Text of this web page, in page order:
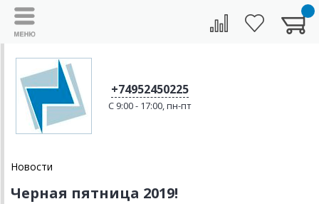
+74952450225
C 9:00 - 17:00, пн-пт
Новости
Черная пятница 2019!